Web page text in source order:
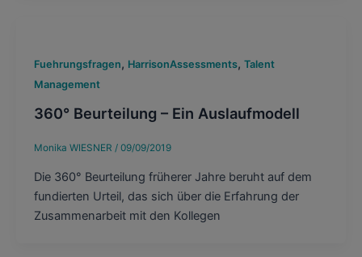
Fuehrungsfragen, HarrisonAssessments, Talent
Management
360° Beurteilung – Ein Auslaufmodell
Monika WIESNER / 09/09/2019
Die 360° Beurteilung früherer Jahre beruht auf dem
fundierten Urteil, das sich über die Erfahrung der
Zusammenarbeit mit den Kollegen